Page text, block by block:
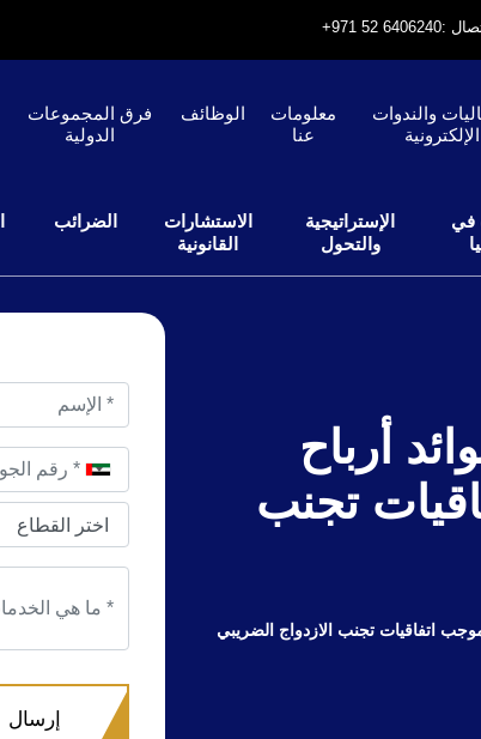
والندوات
الإلكترونية
معلومات
عنا
الوظائف
فرق المجموعات
الدولية
في
الإستراتيجية
والتحول
الاستشارات
القانونية
الضرائب
أرباح
تجنب
اتفاقيات تجنب الازدواج الضريبي